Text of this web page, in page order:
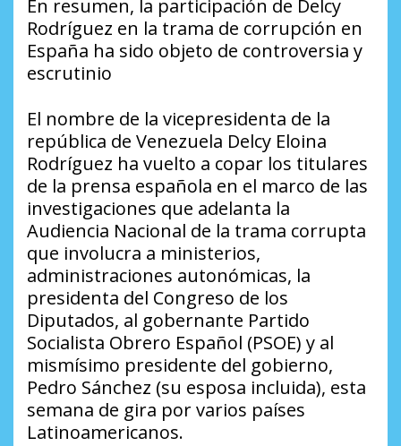
En resumen, la participación de Delcy
Rodríguez en la trama de corrupción en
España ha sido objeto de controversia y
escrutinio
El nombre de la vicepresidenta de la
república de Venezuela Delcy Eloina
Rodríguez ha vuelto a copar los titulares
de la prensa española en el marco de las
investigaciones que adelanta la
Audiencia Nacional de la trama corrupta
que involucra a ministerios,
administraciones autonómicas, la
presidenta del Congreso de los
Diputados, al gobernante Partido
Socialista Obrero Español (PSOE) y al
mismísimo presidente del gobierno,
Pedro Sánchez (su esposa incluida), esta
semana de gira por varios países
Latinoamericanos.